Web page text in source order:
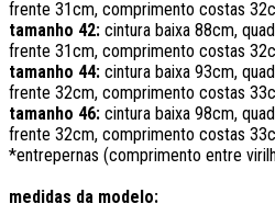
frente 31cm, comprimento costas
tamanho 42: cintura baixa 88cm,
frente 31cm, comprimento costas
tamanho 44: cintura baixa 93cm,
frente 32cm, comprimento costas
tamanho 46: cintura baixa 98cm,
frente 32cm, comprimento costas
*entrepernas (comprimento entre
medidas da modelo: